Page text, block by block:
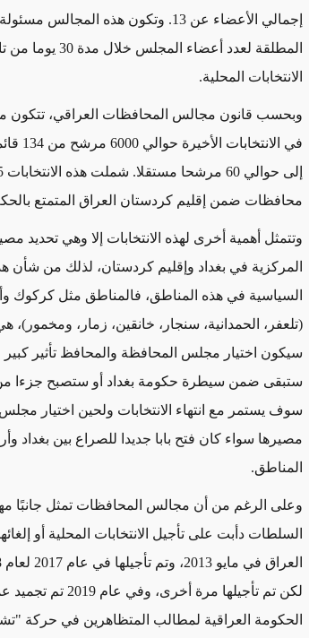
إجمالي الأعضاء عن 13. وتكون هذه
المطلقة لعدد
الانتخابات المحلية.
محافظات ضمن إقليم كردستان العراق المتمتع
وتتمثل أهمية أخرى لهذه الانتخابات إلا وهي تحديد
المركزية في بغداد وإقليم كردستان، لذلك من شأن
السياسية في هذه المناطق، فالمناطق مثل كركوك
(تلعفر، الحمدانية، سنجار، خانقين، زمار،
سيكون اختيار مجلس المحافظة والمحافظ تأثير
ستبقى ضمن سيطرة حكومة بغداد أو ستصبح جزءا
سوف يستمر مع انتهاء الانتخابات ولحين اختيار
مصيرها سواء كان فتح بابا جديدا للصراع بين بغداد
المناطق.
وعلى الرغم من أن مجالس المحافظات تمثل جانبًا
السلطات دأبت على تأجيل الانتخابات المحلية أو
لكن تم تأجيلها
الحكومة العراقية لمطالب المتظاهرين في حركة